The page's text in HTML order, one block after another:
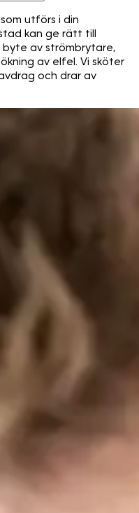
utförs i din
kan ge rätt till
av strömbrytare,
av elfel. Vi sköter
och drar av